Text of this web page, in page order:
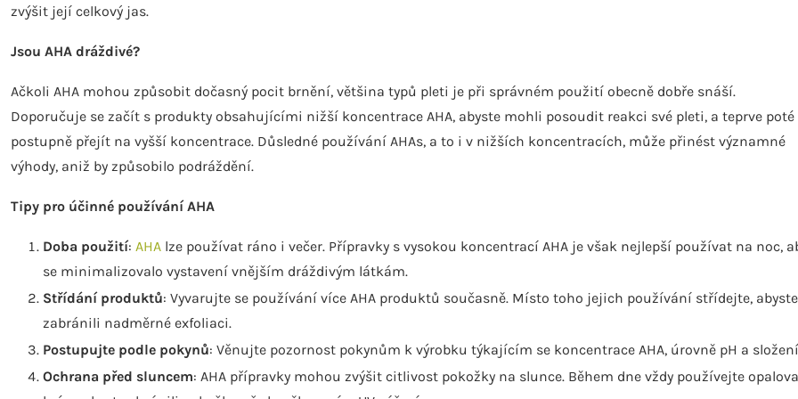
zvýšit její celkový jas.
Jsou AHA dráždivé?
Ačkoli AHA mohou způsobit dočasný pocit brnění, většina typů pleti je při správném použití obecně dobře snáší.
Doporučuje se začít s produkty obsahujícími nižší koncentrace AHA, abyste mohli posoudit reakci své pleti, a teprve poté
postupně přejít na vyšší koncentrace. Důsledné používání AHAs, a to i v nižších koncentracích, může přinést významné
výhody, aniž by způsobilo podráždění.
Tipy pro účinné používání AHA
Doba použití: AHA lze používat ráno i večer. Přípravky s vysokou koncentrací AHA je však nejlepší používat na noc,
se minimalizovalo vystavení vnějším dráždivým látkám.
Střídání produktů: Vyvarujte se používání více AHA produktů současně. Místo toho jejich používání střídejte, abyste
zabránili nadměrné exfoliaci.
Postupujte podle pokynů: Věnujte pozornost pokynům k výrobku týkajícím se koncentrace AHA, úrovně pH a
Ochrana před sluncem: AHA přípravky mohou zvýšit citlivost pokožky na slunce. Během dne vždy používejte